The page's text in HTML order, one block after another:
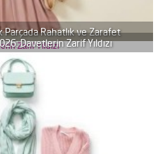
Rahatlık ve Zarafet
Davetlerin Zarif Yıldızı